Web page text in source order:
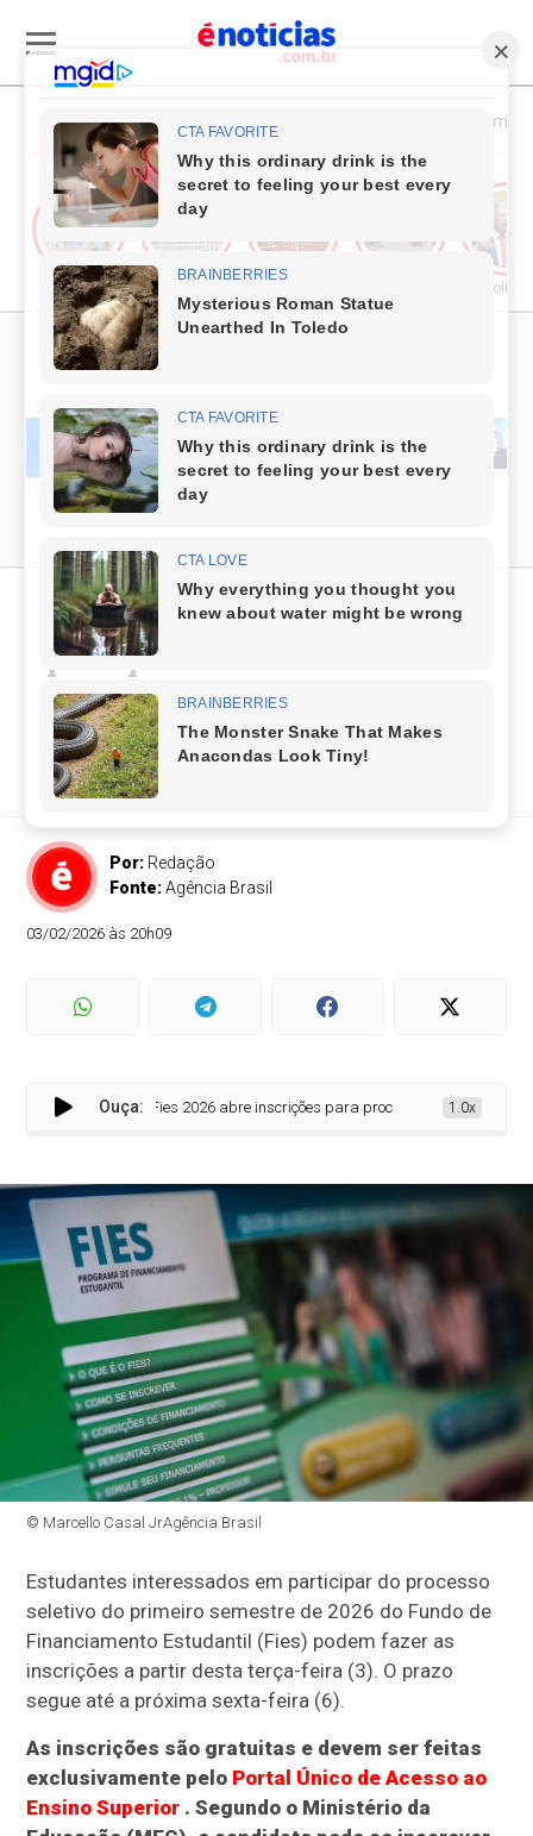
Esporte & Cultura Política & Economia
Publieditorial Política
Fies 2026 abre inscrições
para processo seletivo do 1º
semestre
Participação é gratuita e deve ser efetivada pelo
Por: Redação
Fonte:Agência Brasil
03/02/2026 às 20h09
Ouça:Fies 2026 abre inscrições para processo seletivo do 1º
1.0x
© Marcello Casal JrAgência Brasil
Estudantes interessados em participar do processo
seletivo do primeiro semestre de 2026 do Fundo de
Financiamento Estudantil (Fies) podem fazer as
inscrições a partir desta terça-feira (3). O prazo
segue até a próxima sexta-feira (6).
As inscrições são gratuitas e devem ser feitas
exclusivamente pelo Portal Único de Acesso ao
Ensino Superior . Segundo o Ministério da